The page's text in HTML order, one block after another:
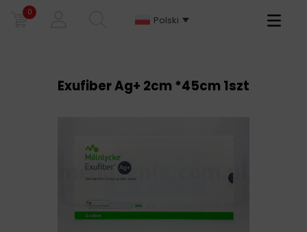
0
Polski
Primary
Exufiber Ag+ 2cm *45cm 1szt